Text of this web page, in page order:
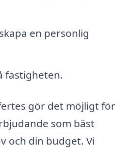
en personlig
fastigheten.
gör det möjligt för
som bäst
och din budget. Vi